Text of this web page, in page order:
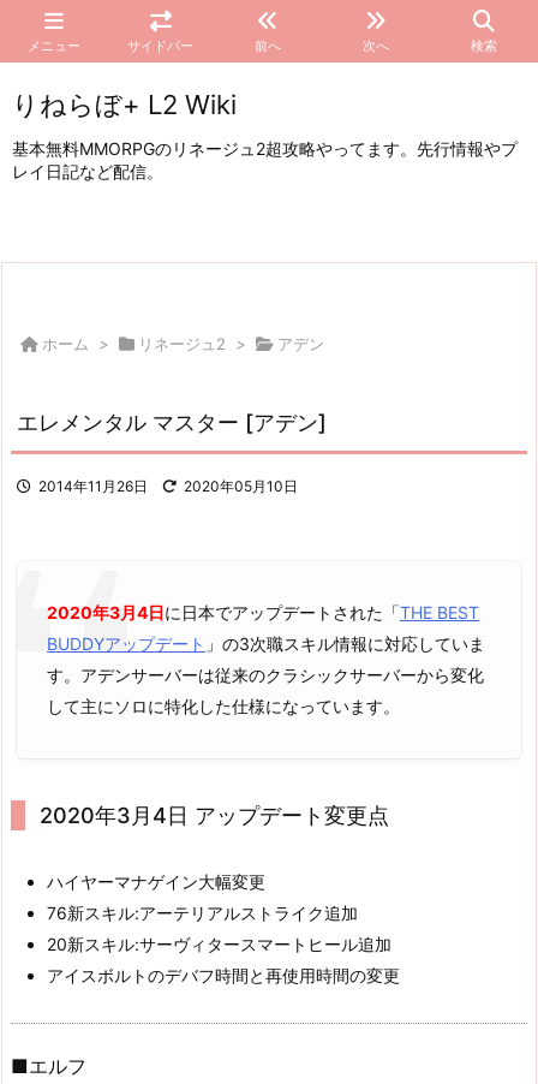
メニュー サイドバー 前へ 次へ 検索
りねらぼ+ L2 Wiki
基本無料MMORPGのリネージュ2超攻略やってます。先行情報やプ
レイ日記など配信。
ホーム > リネージュ2 > アデン
エレメンタル マスター [アデン]
2014年11月26日 2020年05月10日
2020年3月4日に日本でアップデートされた「THE BEST
BUDDYアップデート 」の3次職スキル情報に対応していま
す。アデンサーバーは従来のクラシックサーバーから変化
して主にソロに特化した仕様になっています。
2020年3月4日 アップデート変更点
ハイヤーマナゲイン大幅変更
76新スキル:アーテリアルストライク追加
20新スキル:サーヴィタースマートヒール追加
アイスボルトのデバフ時間と再使用時間の変更
■エルフ